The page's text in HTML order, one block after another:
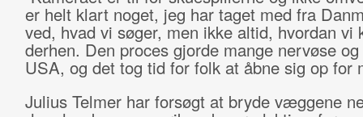
er helt klart noget, jeg har taget med fra
ved, hvad vi søger, men ikke altid, hvordan vi
derhen. Den proces gjorde mange nervøse
USA, og det tog tid for folk at åbne sig op for
Julius Telmer har forsøgt at bryde væggene